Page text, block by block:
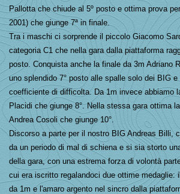
Pallotta che chiude al 5º posto e ottima prova
2001) che giunge 7ª in finale.
Tra i maschi ci sorprende il piccolo Giacomo
categoria C1 che nella gara dalla piattaforma
posto. Conquista anche la finale da 3m Adriano
uno splendido 7° posto alle spalle solo dei BIG
coefficiente di difficolta. Da 1m invece abbiamo
Placidi che giunge 8°. Nella stessa gara ottima
Andrea Cosoli che giunge 10°.
Discorso a parte per il nostro BIG Andreas Billi,
da un periodo di mal di schiena e si sia storto
della gara, con una estrema forza di volontà
cui era iscritto regalandoci due ottime medaglie:
da 1m e l'amaro argento nel sincro dalla